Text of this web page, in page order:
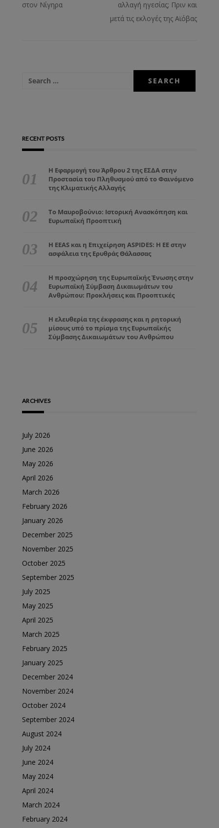
στον Νίγηρα
αλλαγή ηγεσίας; Πριν και
μετά τις εκλογές της Αϊόβας
RECENT POSTS
Η Εφαρμογή του Άρθρου 2 της ΕΣΔΑ στην
Προστασία του Πληθυσμού από το Φαινόμενο
της Κλιματικής Αλλαγής
Το Μαυροβούνιο: Ιστορική Ανασκόπηση και
Ευρωπαϊκή Προοπτική
Η EEAS και η Επιχείρηση ASPIDES: Η ΕΕ στην
ασφάλεια της Ερυθράς Θάλασσας
Η προσχώρηση της Ευρωπαϊκής Ένωσης στην
Ευρωπαϊκή Σύμβαση Δικαιωμάτων του
Ανθρώπου: Προκλήσεις και Προοπτικές
Η ελευθερία της έκφρασης και η ρητορική
μίσους υπό το πρίσμα της Ευρωπαϊκής
Σύμβασης Δικαιωμάτων του Ανθρώπου
ARCHIVES
July 2026
June 2026
May 2026
April 2026
March 2026
February 2026
January 2026
December 2025
November 2025
October 2025
September 2025
July 2025
May 2025
April 2025
March 2025
February 2025
January 2025
December 2024
November 2024
October 2024
September 2024
August 2024
July 2024
June 2024
May 2024
April 2024
March 2024
February 2024